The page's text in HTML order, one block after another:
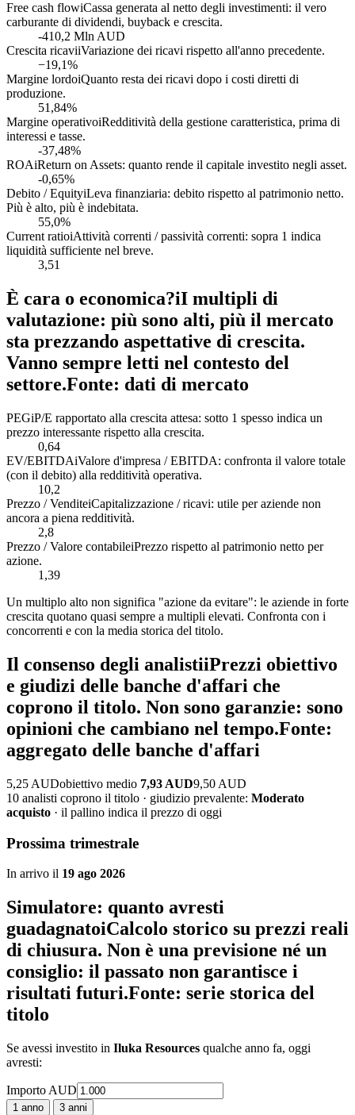
Free cash flowiCassa generata al netto degli investimenti: il vero
carburante di dividendi, buyback e crescita.
-410,2 Mln AUD
Crescita ricaviiVariazione dei ricavi rispetto all'anno precedente.
−19,1%
Margine lordoiQuanto resta dei ricavi dopo i costi diretti di
produzione.
51,84%
Margine operativoiRedditività della gestione caratteristica, prima di
interessi e tasse.
-37,48%
ROAiReturn on Assets: quanto rende il capitale investito negli asset.
-0,65%
Debito / EquityiLeva finanziaria: debito rispetto al patrimonio netto.
Più è alto, più è indebitata.
55,0%
Current ratioiAttività correnti / passività correnti: sopra 1 indica
liquidità sufficiente nel breve.
3,51
È cara o economica?iI multipli di
valutazione: più sono alti, più il mercato
sta prezzando aspettative di crescita.
Vanno sempre letti nel contesto del
settore.Fonte: dati di mercato
PEGiP/E rapportato alla crescita attesa: sotto 1 spesso indica un
prezzo interessante rispetto alla crescita.
0,64
EV/EBITDAiValore d'impresa / EBITDA: confronta il valore totale
(con il debito) alla redditività operativa.
10,2
Prezzo / VenditeiCapitalizzazione / ricavi: utile per aziende non
ancora a piena redditività.
2,8
Prezzo / Valore contabileiPrezzo rispetto al patrimonio netto per
azione.
1,39
Un multiplo alto non significa "azione da evitare": le aziende in forte
crescita quotano quasi sempre a multipli elevati. Confronta con i
concorrenti e con la media storica del titolo.
Il consenso degli analistiiPrezzi obiettivo
e giudizi delle banche d'affari che
coprono il titolo. Non sono garanzie: sono
opinioni che cambiano nel tempo.Fonte:
aggregato delle banche d'affari
5,25 AUDobiettivo medio 7,93 AUD9,50 AUD
10 analisti coprono il titolo · giudizio prevalente: Moderato
acquisto · il pallino indica il prezzo di oggi
Prossima trimestrale
In arrivo il 19 ago 2026
Simulatore: quanto avresti
guadagnatoiCalcolo storico su prezzi reali
di chiusura. Non è una previsione né un
consiglio: il passato non garantisce i
risultati futuri.Fonte: serie storica del
titolo
Se avessi investito in Iluka Resources qualche anno fa, oggi
avresti:
Importo AUD
1 anno 3 anni